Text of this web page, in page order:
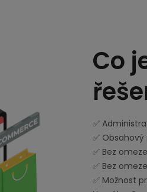
Co
✅
✅
✅ Bez
✅ Bez
✅ Možnost